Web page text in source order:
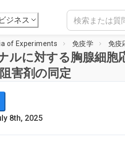
ビジネス
of Experiments 免疫学 免疫
ルに対する胸腺細胞
害剤の同定
8th, 2025